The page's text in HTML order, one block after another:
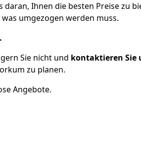
Ihnen die besten Preise zu
umgezogen werden muss.
Sie nicht und kontaktieren Sie
zu planen.
Angebote.